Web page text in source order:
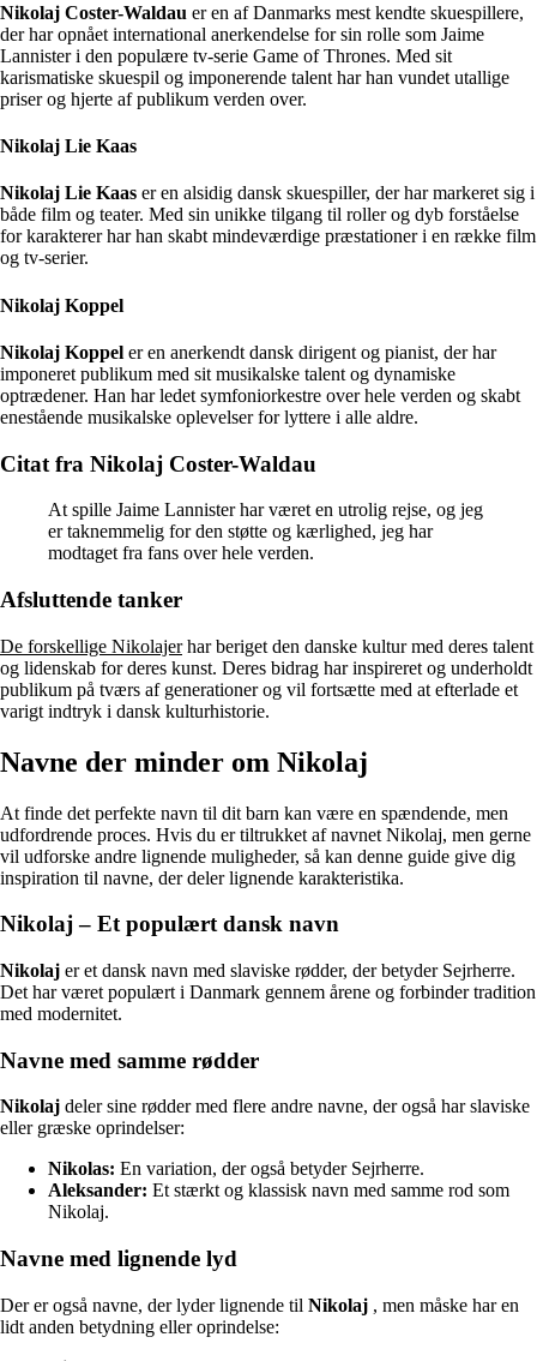
Nikolaj Coster-Waldau er en af Danmarks mest kendte skuespillere,
der har opnået international anerkendelse for sin rolle som Jaime
Lannister i den populære tv-serie Game of Thrones. Med sit
karismatiske skuespil og imponerende talent har han vundet utallige
priser og hjerte af publikum verden over.
Nikolaj Lie Kaas
Nikolaj Lie Kaas er en alsidig dansk skuespiller, der har markeret sig i
både film og teater. Med sin unikke tilgang til roller og dyb forståelse
for karakterer har han skabt mindeværdige præstationer i en række film
og tv-serier.
Nikolaj Koppel
Nikolaj Koppel er en anerkendt dansk dirigent og pianist, der har
imponeret publikum med sit musikalske talent og dynamiske
optrædener. Han har ledet symfoniorkestre over hele verden og skabt
enestående musikalske oplevelser for lyttere i alle aldre.
Citat fra Nikolaj Coster-Waldau
At spille Jaime Lannister har været en utrolig rejse, og jeg
er taknemmelig for den støtte og kærlighed, jeg har
modtaget fra fans over hele verden.
Afsluttende tanker
De forskellige Nikolajerhar beriget den danske kultur med deres talent
og lidenskab for deres kunst. Deres bidrag har inspireret og underholdt
publikum på tværs af generationer og vil fortsætte med at efterlade et
varigt indtryk i dansk kulturhistorie.
Navne der minder om Nikolaj
At finde det perfekte navn til dit barn kan være en spændende, men
udfordrende proces. Hvis du er tiltrukket af navnet Nikolaj, men gerne
vil udforske andre lignende muligheder, så kan denne guide give dig
inspiration til navne, der deler lignende karakteristika.
Nikolaj – Et populært dansk navn
Nikolaj er et dansk navn med slaviske rødder, der betyder Sejrherre.
Det har været populært i Danmark gennem årene og forbinder tradition
med modernitet.
Navne med samme rødder
Nikolaj deler sine rødder med flere andre navne, der også har slaviske
eller græske oprindelser:
Nikolas: En variation, der også betyder Sejrherre.
Aleksander: Et stærkt og klassisk navn med samme rod som
Nikolaj.
Navne med lignende lyd
Der er også navne, der lyder lignende til Nikolaj , men måske har en
lidt anden betydning eller oprindelse: